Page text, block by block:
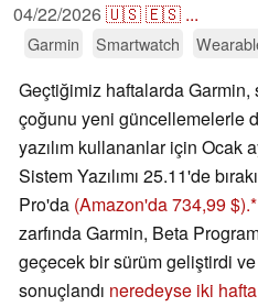
04/22/2026🇺🇸🇪🇸 ...
Garmin Smartwatch
Geçtiğimiz haftalarda Garmin,
çoğunu yeni güncellemelerle
yazılım kullananlar için Ocak
Sistem Yazılımı 25.11'de
Pro'da (Amazon'da 734,99 $).
zarfında Garmin, Beta
geçecek bir sürüm geliştirdi
sonuçlandı neredeyse iki